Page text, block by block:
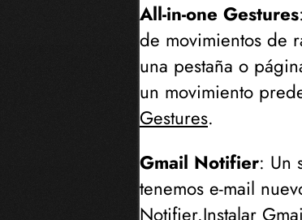
All-in-one Gestures
de movimientos de
una pestaña o
un movimiento
Gestures.
Gmail Notifier: Un
tenemos e-mail
Notifier.Instalar